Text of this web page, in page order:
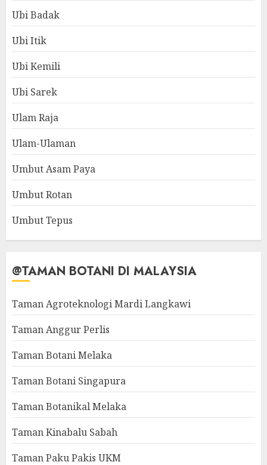
Ubi Badak
Ubi Itik
Ubi Kemili
Ubi Sarek
Ulam Raja
Ulam-Ulaman
Umbut Asam Paya
Umbut Rotan
Umbut Tepus
@TAMAN BOTANI DI MALAYSIA
Taman Agroteknologi Mardi Langkawi
Taman Anggur Perlis
Taman Botani Melaka
Taman Botani Singapura
Taman Botanikal Melaka
Taman Kinabalu Sabah
Taman Paku Pakis UKM